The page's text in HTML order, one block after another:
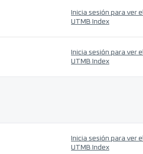
Inicia sesión para ver
UTMB Index
Inicia sesión para ver
UTMB Index
Inicia sesión para ver
UTMB Index